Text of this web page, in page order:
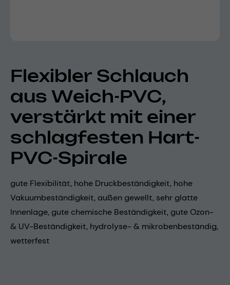
Flexibler Schlauch
aus Weich-PVC,
verstärkt mit einer
schlagfesten Hart-
PVC-Spirale
gute Flexibilität, hohe Druckbeständigkeit, hohe
Vakuumbeständigkeit, außen gewellt, sehr glatte
Innenlage, gute chemische Beständigkeit, gute Ozon-
& UV-Beständigkeit, hydrolyse- & mikrobenbeständig,
wetterfest